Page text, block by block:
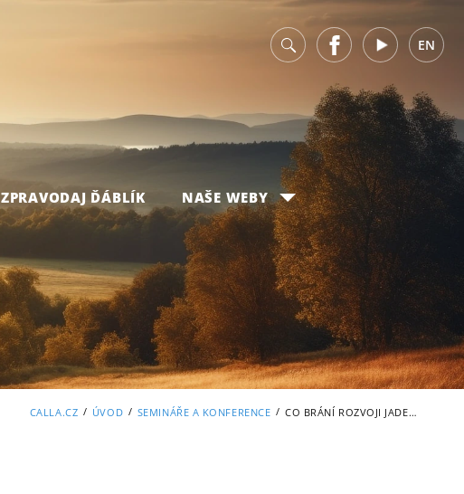
v FacebookYoutube EN
ZPRAVODAJ ĎÁBLÍK NAŠE WEBY
CALLA.CZ / ÚVOD / SEMINÁŘE A KONFERENCE / CO BRÁNÍ ROZVOJI JADERNÉ ENERGETIKY V EVROPĚ?